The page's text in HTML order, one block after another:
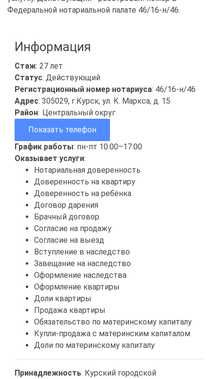
Федеральной нотариальной палате 46/16-н/46.
Информация
Стаж: 27 лет
Статус: Действующий
Регистрационный номер нотариуса: 46/16-н/46
Адрес: 305029, г.Курск, ул. К. Маркса, д. 15
Район: Центральный округ
Показать телефон
График работы: пн-пт 10:00–17:00
Оказывает услуги:
Нотариальная доверенность
Доверенность на квартиру
Доверенность на ребёнка
Договор дарения
Брачный договор
Согласие на продажу
Согласие на выезд
Вступление в наследство
Завещание на наследство
Оформление наследства
Оформление квартиры
Доли квартиры
Продажа квартиры
Обязательство по материнскому капиталу
Купли-продажа с материнским капиталом
Доли по материнскому капиталу
Принадлежность: Курский городской